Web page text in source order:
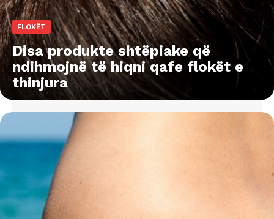
FLOKËT
Disa produkte shtëpiake që
ndihmojnë të hiqni qafe flokët e
thinjura